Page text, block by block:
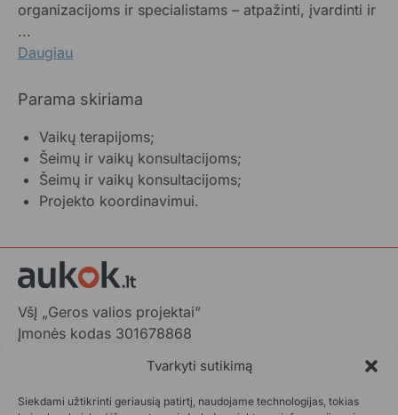
Tvarkyti sutikimą
Siekdami užtikrinti geriausią patirtį, naudojame technologijas, tokias
organizacijoms ir specialistams – atpažinti, įvardinti ir
...
Daugiau
Parama skiriama
Vaikų terapijoms;
Šeimų ir vaikų konsultacijoms;
Šeimų ir vaikų konsultacijoms;
Projekto koordinavimui.
VšĮ „Geros valios projektai”
Įmonės kodas 301678868
LT-01103 Vilnius, Lietuva